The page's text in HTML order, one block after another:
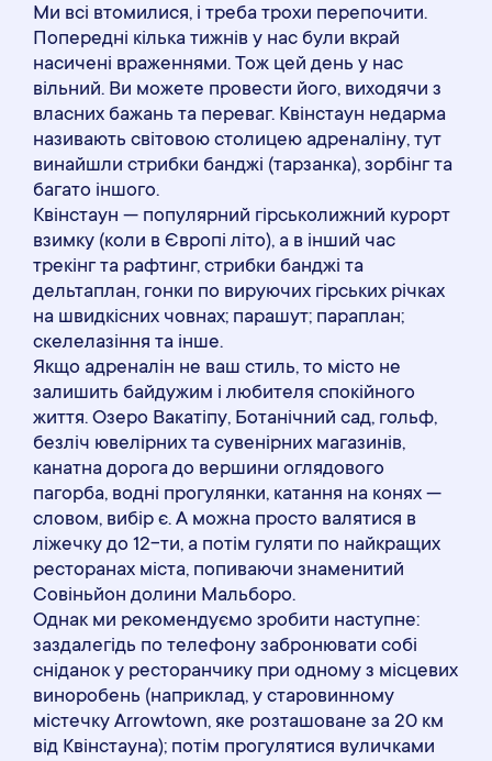
Ми всі втомилися, і треба трохи перепочити.
Попередні кілька тижнів у нас були вкрай
насичені враженнями. Тож цей день у нас
вільний. Ви можете провести його, виходячи з
власних бажань та переваг. Квінстаун недарма
називають світовою столицею адреналіну, тут
винайшли стрибки банджі (тарзанка), зорбінг та
багато іншого.
Квінстаун — популярний гірськолижний курорт
взимку (коли в Європі літо), а в інший час
трекінг та рафтинг, стрибки банджі та
дельтаплан, гонки по вируючих гірських річках
на швидкісних човнах; парашут; параплан;
скелелазіння та інше.
Якщо адреналін не ваш стиль, то місто не
залишить байдужим і любителя спокійного
життя. Озеро Вакатіпу, Ботанічний сад, гольф,
безліч ювелірних та сувенірних магазинів,
канатна дорога до вершини оглядового
пагорба, водні прогулянки, катання на конях —
словом, вибір є. А можна просто валятися в
ліжечку до 12-ти, а потім гуляти по найкращих
ресторанах міста, попиваючи знаменитий
Совіньйон долини Мальборо.
Однак ми рекомендуємо зробити наступне:
заздалегідь по телефону забронювати собі
сніданок у ресторанчику при одному з місцевих
виноробень (наприклад, у старовинному
містечку Arrowtown, яке розташоване за 20 км
від Квінстауна); потім прогулятися вуличками